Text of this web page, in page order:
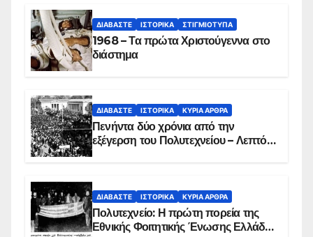
ΔΙΑΒΆΣΤΕ ΙΣΤΟΡΙΚΆ ΣΤΙΓΜΙΌΤΥΠΑ
1968 – Τα πρώτα Χριστούγεννα στο
διάστημα
ΔΙΑΒΆΣΤΕ ΙΣΤΟΡΙΚΆ ΚΥΡΙΑ ΑΡΘΡΑ
Πενήντα δύο χρόνια από την
εξέγερση του Πολυτεχνείου – Λεπτό
ΔΙΑΒΆΣΤΕ ΙΣΤΟΡΙΚΆ ΚΥΡΙΑ ΑΡΘΡΑ
Πολυτεχνείο: Η πρώτη πορεία της
Εθνικής Φοιτητικής Ένωσης Ελλάδος